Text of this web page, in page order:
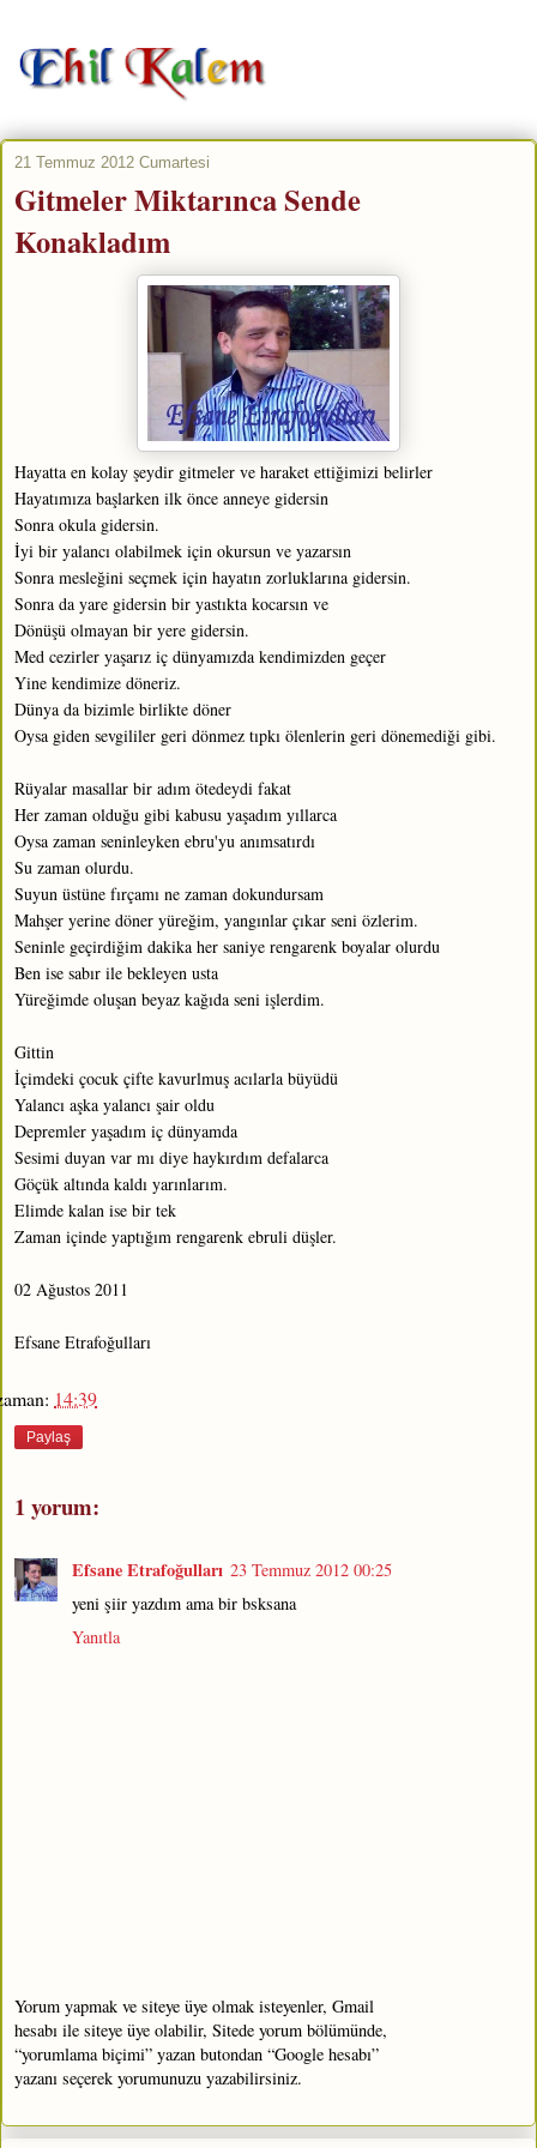
21 Temmuz 2012 Cumartesi
Gitmeler Miktarınca Sende
Konakladım
Hayatta en kolay şeydir gitmeler ve haraket ettiğimizi belirler
Hayatımıza başlarken ilk önce anneye gidersin
Sonra okula gidersin.
İyi bir yalancı olabilmek için okursun ve yazarsın
Sonra mesleğini seçmek için hayatın zorluklarına gidersin.
Sonra da yare gidersin bir yastıkta kocarsın ve
Dönüşü olmayan bir yere gidersin.
Med cezirler yaşarız iç dünyamızda kendimizden geçer
Yine kendimize döneriz.
Dünya da bizimle birlikte döner
Oysa giden sevgililer geri dönmez tıpkı ölenlerin geri dönemediği gibi.
Rüyalar masallar bir adım ötedeydi fakat
Her zaman olduğu gibi kabusu yaşadım yıllarca
Oysa zaman seninleyken ebru'yu anımsatırdı
Su zaman olurdu.
Suyun üstüne fırçamı ne zaman dokundursam
Mahşer yerine döner yüreğim, yangınlar çıkar seni özlerim.
Seninle geçirdiğim dakika her saniye rengarenk boyalar olurdu
Ben ise sabır ile bekleyen usta
Yüreğimde oluşan beyaz kağıda seni işlerdim.
Gittin
İçimdeki çocuk çifte kavurlmuş acılarla büyüdü
Yalancı aşka yalancı şair oldu
Depremler yaşadım iç dünyamda
Sesimi duyan var mı diye haykırdım defalarca
Göçük altında kaldı yarınlarım.
Elimde kalan ise bir tek
Zaman içinde yaptığım rengarenk ebruli düşler.
02 Ağustos 2011
Efsane Etrafoğulları
14:39
Paylaş
1 yorum:
Efsane Etrafoğulları 23 Temmuz 2012 00:25
yeni şiir yazdım ama bir bsksana
Yanıtla
Yorum yapmak ve siteye üye olmak isteyenler, Gmail
hesabı ile siteye üye olabilir, Sitede yorum bölümünde,
“yorumlama biçimi” yazan butondan “Google hesabı”
yazanı seçerek yorumunuzu yazabilirsiniz.